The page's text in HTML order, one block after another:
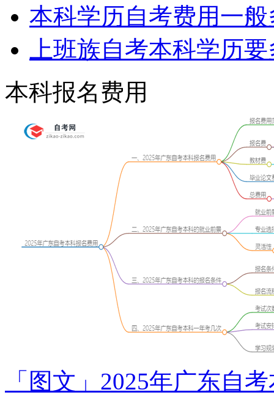
本科学历自考费用一
上班族自考本科学历
本科报名费用
「图文」2025年广东自